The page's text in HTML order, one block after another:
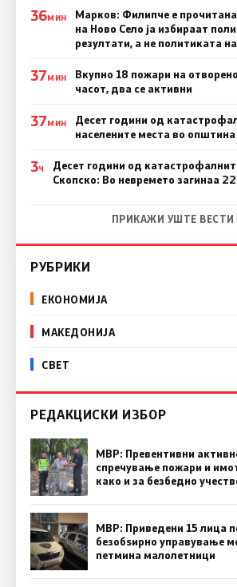
36МИН
Марков: Филипче е
на Ново Село ја избираат
резултати, а не политиката
37МИН
Вкупно 18 пожари на
часот, два се активни
37МИН
Десет години од
населените места во
3Ч
Десет години од
Скопско: Во невремето загинаа
ПРИКАЖИ УШТЕ ВЕСТИ
РУБРИКИ
ЕКОНОМИЈА
МАКЕДОНИЈА
СВЕТ
РЕДАКЦИСКИ ИЗБОР
МВР: Превентивни
спречување пожари и
како и за безбедно
МВР: Приведени 15 лица
безобѕирно управување
петмина малолетници